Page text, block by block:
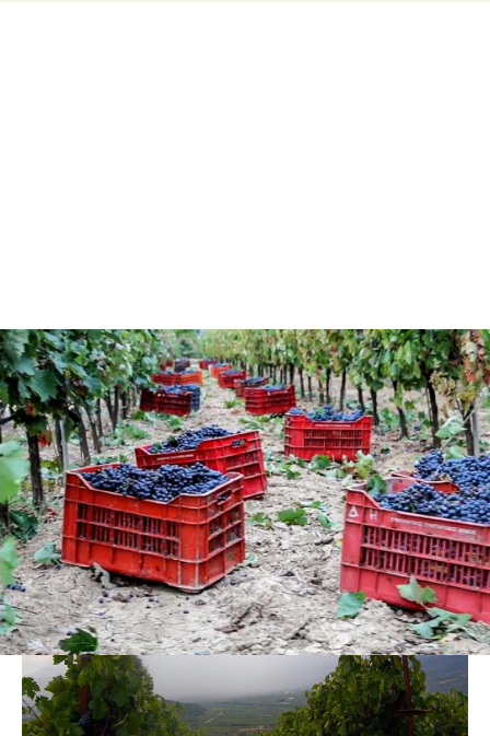
Η περιοχή της Νεμέας
Στην καρδιά της Πελοποννήσου, βρίσκεται η Νεμέα,
μία πόλη με ιστορική φήμη και όχι μόνο. Γνωστή από
την αρχαιότητα για τους άθλους του Ηρακλή αλλά
και για το κρασί της.Το ποικιλόμορφο και γόνιμο
έδαφός της, ιδανικό για αμπελοκαλλιέργειααπό
εκείνα κιόλας τα χρόνια, με πρωτεύουσα ποικιλία το
Αγιωργίτικο, την καθιστούν μία από τις πιo
σημαντικέςοινοπαραγωγικές περιοχές της Ελλάδας.